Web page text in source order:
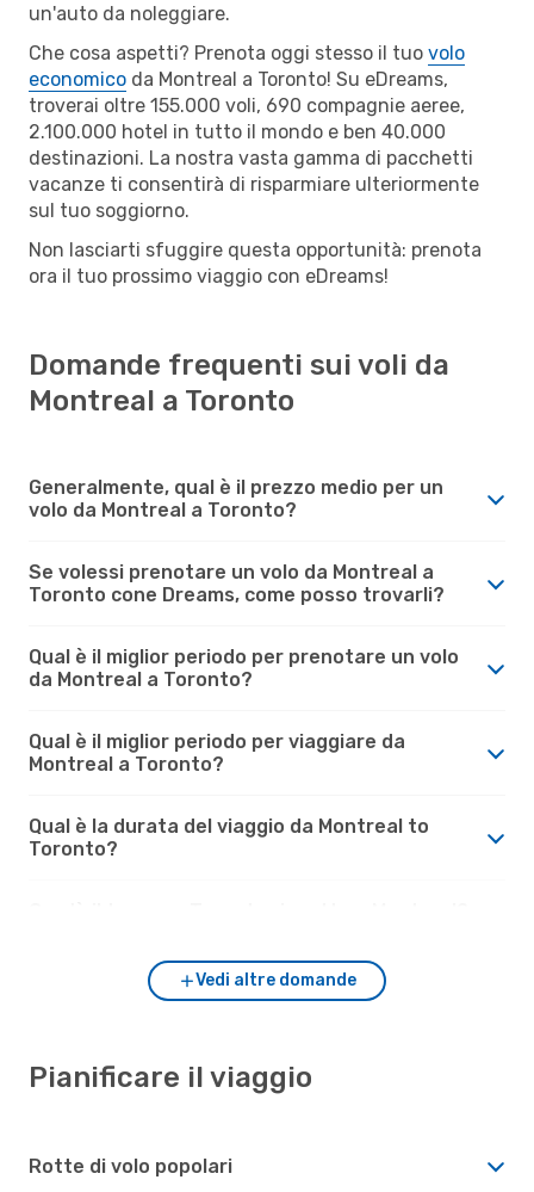
un'auto da noleggiare.
Che cosa aspetti? Prenota oggi stesso il tuo volo
economico da Montreal a Toronto! Su eDreams,
troverai oltre 155.000 voli, 690 compagnie aeree,
2.100.000 hotel in tutto il mondo e ben 40.000
destinazioni. La nostra vasta gamma di pacchetti
vacanze ti consentirà di risparmiare ulteriormente
sul tuo soggiorno.
Non lasciarti sfuggire questa opportunità: prenota
ora il tuo prossimo viaggio con eDreams!
Domande frequenti sui voli da
Montreal a Toronto
Generalmente, qual è il prezzo medio per un
volo da Montreal a Toronto?
Se volessi prenotare un volo da Montreal a
Toronto cone Dreams, come posso trovarli?
Qual è il miglior periodo per prenotare un volo
da Montreal a Toronto?
Qual è il miglior periodo per viaggiare da
Montreal a Toronto?
Qual è la durata del viaggio da Montreal to
Toronto?
Vedi altre domande
Pianificare il viaggio
Rotte di volo popolari